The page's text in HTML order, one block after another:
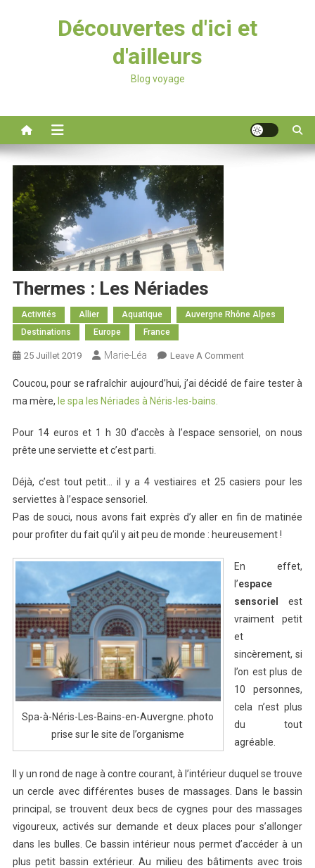
Découvertes d'ici et
d'ailleurs
Blog voyage
Thermes : Les Nériades
Activités Allier Aquatique
Auvergne Rhône Alpes
Destinations
Europe France
25 Juillet 2019 Marie-Léa Leave A CommentOn
:
Coucou, pour se rafraîchir aujourd’hui, j’ai décidé de faire tester à
ma mère, le spa les Nériades à Néris-les-bains.
Pour 14 euros et 1 h 30 d’accès à l’espace sensoriel, on nous
prête une serviette et c’est parti.
Déjà, c’est tout petit… il y a 4 vestiaires et 25 casiers pour les
serviettes à l’espace sensoriel.
Pas de souci, nous avons fait exprès d’y aller en fin de matinée
pour profiter du fait qu’il y ait peu de monde : heureusement !
Spa-à-Néris-Les-Bains-en-Auvergne. photo
prise sur le site de l’organisme
En effet,
l’espace
sensoriel
est
vraiment petit
et
sincèrement, si
l’on est plus de
10 personnes,
cela n’est plus
du tout
agréable.
Il y un rond de nage à contre courant, à l’intérieur duquel se trouve
un cercle avec différentes buses de massages. Dans le bassin
principal, se trouvent deux becs de cygnes pour des massages
vigoureux, activés sur demande et deux places pour s’allonger
dans les bulles. Ce bassin intérieur nous permet d’accéder à un
plus petit bassin extérieur. Au milieu des bâtiments avec trois